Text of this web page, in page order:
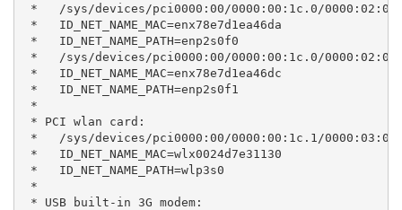
*   /sys/devices/pci0000:00/0000:00:1c.0/
*   ID_NET_NAME_MAC=enx78e7d1ea46da
*   ID_NET_NAME_PATH=enp2s0f0
*   /sys/devices/pci0000:00/0000:00:1c.0/
*   ID_NET_NAME_MAC=enx78e7d1ea46dc
*   ID_NET_NAME_PATH=enp2s0f1
*
* PCI wlan card:
*   /sys/devices/pci0000:00/0000:00:1c.1/
*   ID_NET_NAME_MAC=wlx0024d7e31130
*   ID_NET_NAME_PATH=wlp3s0
*
* USB built-in 3G modem: